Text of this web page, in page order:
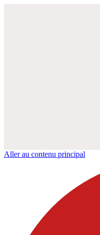
Aller au contenu principal